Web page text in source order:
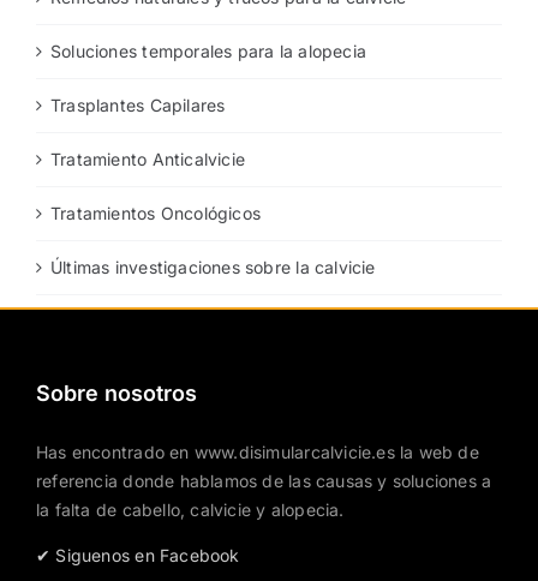
Soluciones temporales para la alopecia
Trasplantes Capilares
Tratamiento Anticalvicie
Tratamientos Oncológicos
Últimas investigaciones sobre la calvicie
Sobre nosotros
Has encontrado en www.disimularcalvicie.es la web de
referencia donde hablamos de las causas y soluciones a
la falta de cabello, calvicie y alopecia.
✔ Siguenos en Facebook